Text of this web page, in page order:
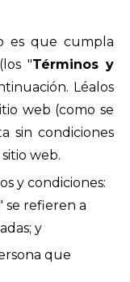
es que cumpla
"Términos y
Léalos
web (como se
sin condiciones
web.
y condiciones:
se refieren a
y
que